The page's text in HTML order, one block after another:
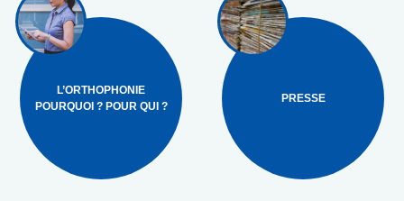
L’ORTHOPHONIE
POURQUOI ? POUR QUI ?
PRESSE